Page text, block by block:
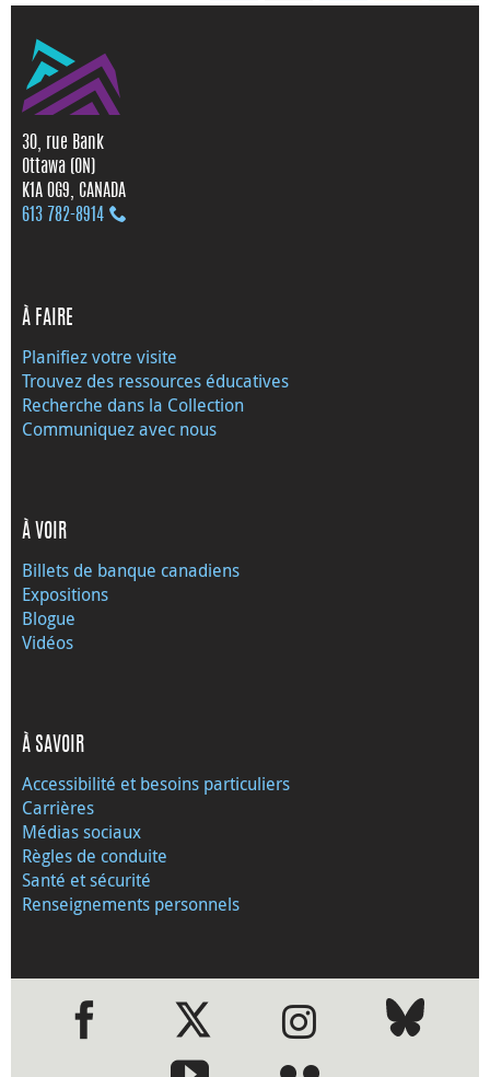
30, rue Bank
Ottawa (ON)
K1A 0G9, CANADA
613 782‑8914
À FAIRE
Planifiez votre visite
Trouvez des ressources éducatives
Recherche dans la Collection
Communiquez avec nous
À VOIR
Billets de banque canadiens
Expositions
Blogue
Vidéos
À SAVOIR
Accessibilité et besoins particuliers
Carrières
Médias sociaux
Règles de conduite
Santé et sécurité
Renseignements personnels